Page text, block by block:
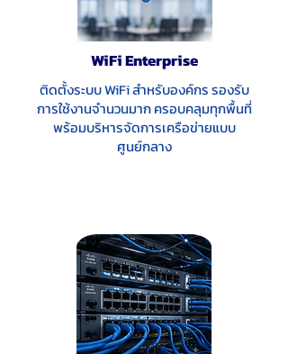
WiFi Enterprise
ติดตั้งระบบ WiFi สำหรับองค์กร รองรับ
การใช้งานจำนวนมาก ครอบคลุมทุกพื้นที่
พร้อมบริหารจัดการเครือข่ายแบบ
ศูนย์กลาง